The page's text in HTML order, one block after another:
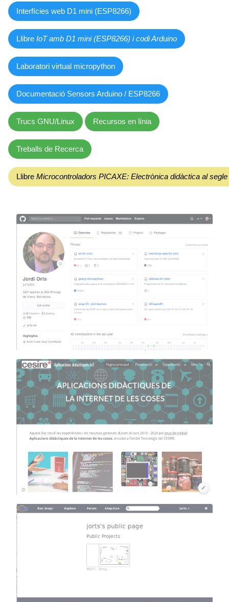
Interfícies web D1 mini (ESP8266)
Llibre IoT amb D1 mini (ESP8266) i codi Arduino
Laboratori virtual micropython
Documentació Sensors Arduino / ESP8266
Trucs GNU/Linux Recursos en línia
Treballs de Recerca
Llibre Microcontroladors PICAXE: Electrònica didàctica al